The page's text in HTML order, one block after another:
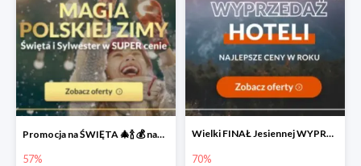
Promocja na ŚWIĘTA 🎄🍾 💰 nawet do -57%
57%
Wielki FINAŁ Jesiennej WYPRZEDAŻY Hoteli 🔥
70%